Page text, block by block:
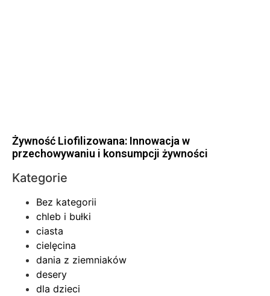
Żywność Liofilizowana: Innowacja w
przechowywaniu i konsumpcji żywności
Kategorie
Bez kategorii
chleb i bułki
ciasta
cielęcina
dania z ziemniaków
desery
dla dzieci